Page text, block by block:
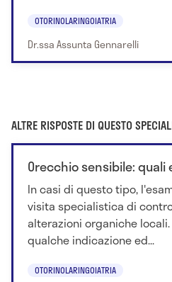
OTORINOLARINGOIATRIA
Dr.ssa Assunta Gennarelli
ALTRE RISPOSTE DI QUESTO
Orecchio sensibile: quali
In casi di questo tipo,
visita specialistica di
alterazioni organiche
qualche indicazione ed...
OTORINOLARINGOIATRIA